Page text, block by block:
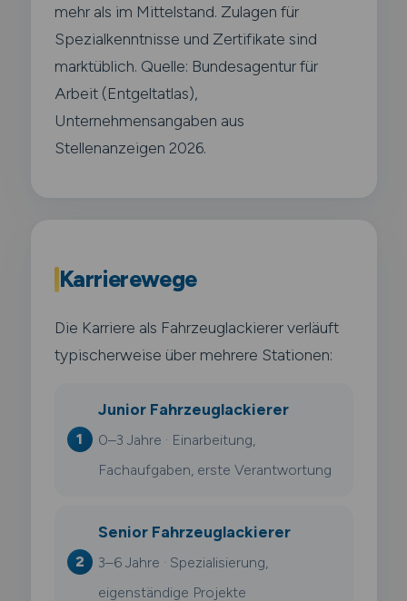
mehr als im Mittelstand. Zulagen für
Spezialkenntnisse und Zertifikate sind
marktüblich. Quelle: Bundesagentur für
Arbeit (Entgeltatlas),
Unternehmensangaben aus
Stellenanzeigen 2026.
Karrierewege
Die Karriere als Fahrzeuglackierer verläuft
typischerweise über mehrere Stationen:
Junior Fahrzeuglackierer
0–3 Jahre · Einarbeitung,
Fachaufgaben, erste Verantwortung
Senior Fahrzeuglackierer
3–6 Jahre · Spezialisierung,
eigenständige Projekte